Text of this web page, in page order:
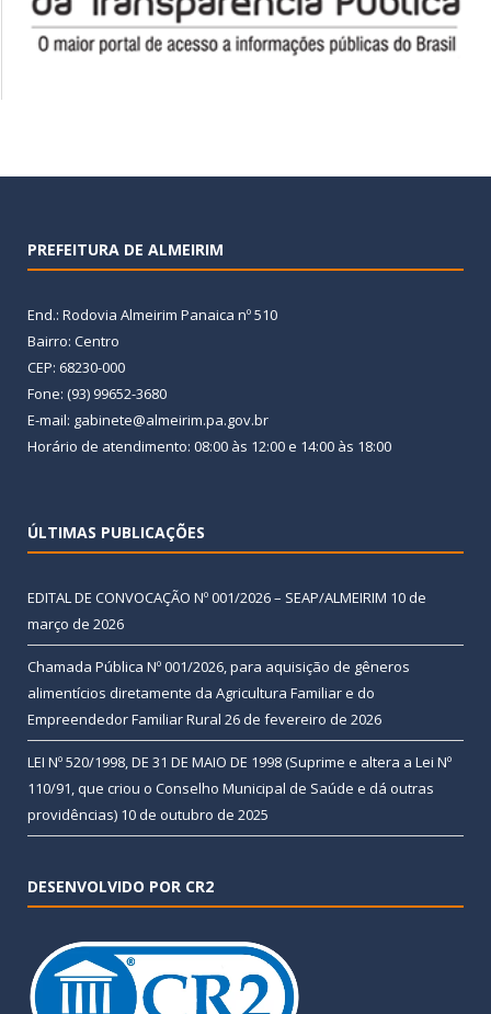
PREFEITURA DE ALMEIRIM
End.: Rodovia Almeirim Panaica nº 510
Bairro: Centro
CEP: 68230-000
Fone: (93) 99652-3680
E-mail: gabinete@almeirim.pa.gov.br
Horário de atendimento: 08:00 às 12:00 e 14:00 às 18:00
ÚLTIMAS PUBLICAÇÕES
EDITAL DE CONVOCAÇÃO Nº 001/2026 – SEAP/ALMEIRIM 10 de
março de 2026
Chamada Pública Nº 001/2026, para aquisição de gêneros
alimentícios diretamente da Agricultura Familiar e do
Empreendedor Familiar Rural 26 de fevereiro de 2026
LEI Nº 520/1998, DE 31 DE MAIO DE 1998 (Suprime e altera a Lei Nº
110/91, que criou o Conselho Municipal de Saúde e dá outras
providências) 10 de outubro de 2025
DESENVOLVIDO POR CR2